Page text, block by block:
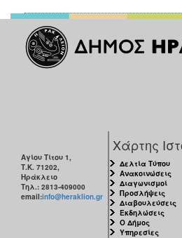
Αγίου Τίτου 1,
Τ.Κ. 71202,
Ηράκλειο
Τηλ.: 2813-409000
email:info@heraklion.gr
Χάρτης
Δελτία Τύπου
Ανακοινώσεις
Διαγωνισμοί
Προσλήψεις
Διαβουλεύσεις
Εκδηλώσεις
Ο Δήμος
Υπηρεσίες